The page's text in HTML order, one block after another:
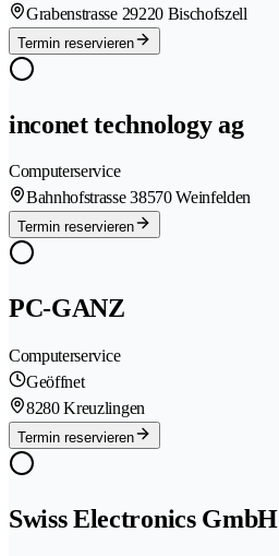
Grabenstrasse 29220 Bischofszell
Termin reservieren
inconet technology ag
Computerservice
Bahnhofstrasse 38570 Weinfelden
Termin reservieren
PC-GANZ
Computerservice
Geöffnet
8280 Kreuzlingen
Termin reservieren
Swiss Electronics GmbH